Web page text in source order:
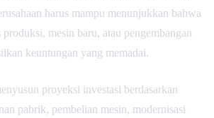
harus mampu menunjukkan bahwa
mesin baru, atau pengembangan
keuntungan yang memadai.
proyeksi investasi berdasarkan
pabrik, pembelian mesin, modernisasi